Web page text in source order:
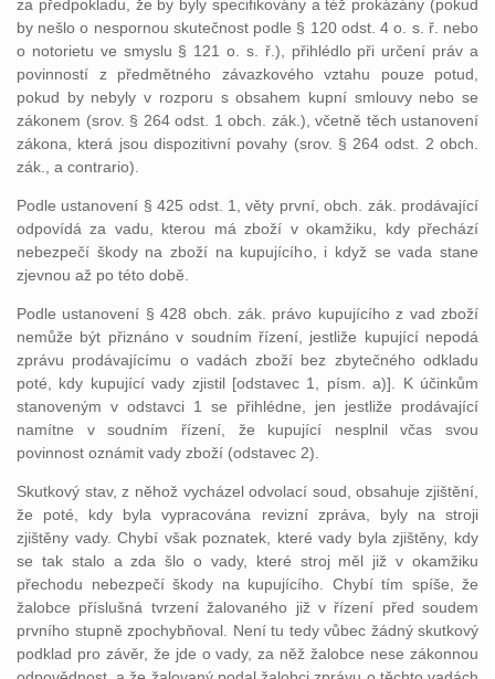
za předpokladu, že by byly specifikovány a též prokázány (pokud
by nešlo o nespornou skutečnost podle § 120 odst. 4 o. s. ř. nebo
o notorietu ve smyslu § 121 o. s. ř.), přihlédlo při určení práv a
povinností z předmětného závazkového vztahu pouze potud,
pokud by nebyly v rozporu s obsahem kupní smlouvy nebo se
zákonem (srov. § 264 odst. 1 obch. zák.), včetně těch ustanovení
zákona, která jsou dispozitivní povahy (srov. § 264 odst. 2 obch.
zák., a contrario).
Podle ustanovení § 425 odst. 1, věty první, obch. zák. prodávající
odpovídá za vadu, kterou má zboží v okamžiku, kdy přechází
nebezpečí škody na zboží na kupujícího, i když se vada stane
zjevnou až po této době.
Podle ustanovení § 428 obch. zák. právo kupujícího z vad zboží
nemůže být přiznáno v soudním řízení, jestliže kupující nepodá
zprávu prodávajícímu o vadách zboží bez zbytečného odkladu
poté, kdy kupující vady zjistil [odstavec 1, písm. a)]. K účinkům
stanoveným v odstavci 1 se přihlédne, jen jestliže prodávající
namítne v soudním řízení, že kupující nesplnil včas svou
povinnost oznámit vady zboží (odstavec 2).
Skutkový stav, z něhož vycházel odvolací soud, obsahuje zjištění,
že poté, kdy byla vypracována revizní zpráva, byly na stroji
zjištěny vady. Chybí však poznatek, které vady byla zjištěny, kdy
se tak stalo a zda šlo o vady, které stroj měl již v okamžiku
přechodu nebezpečí škody na kupujícího. Chybí tím spíše, že
žalobce příslušná tvrzení žalovaného již v řízení před soudem
prvního stupně zpochybňoval. Není tu tedy vůbec žádný skutkový
podklad pro závěr, že jde o vady, za něž žalobce nese zákonnou